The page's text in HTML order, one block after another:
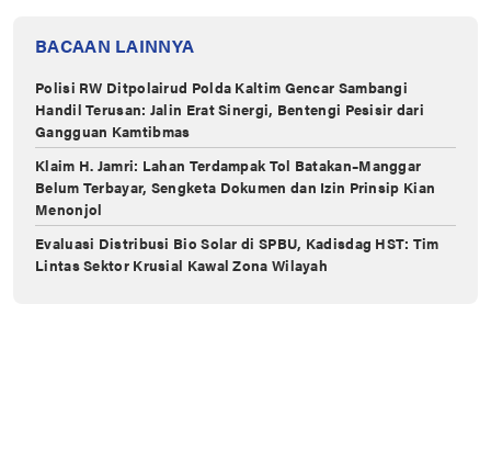
BACAAN LAINNYA
Polisi RW Ditpolairud Polda Kaltim Gencar Sambangi
Handil Terusan: Jalin Erat Sinergi, Bentengi Pesisir dari
Gangguan Kamtibmas
Klaim H. Jamri: Lahan Terdampak Tol Batakan–Manggar
Belum Terbayar, Sengketa Dokumen dan Izin Prinsip Kian
Menonjol
Evaluasi Distribusi Bio Solar di ‎SPBU, Kadisdag HST: Tim
Lintas ‎Sektor Krusial Kawal Zona Wilayah ‎